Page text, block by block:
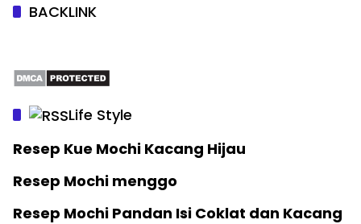
BACKLINK
Life Style
Resep Kue Mochi Kacang Hijau
Resep Mochi menggo
Resep Mochi Pandan Isi Coklat dan Kacang